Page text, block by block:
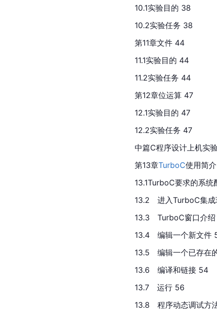
10.1实验目的 38
10.2实验任务 38
第11章文件 44
11.1实验目的 44
11.2实验任务 44
第12章位运算 47
12.1实验目的 47
12.2实验任务 47
中篇C程序设计上机实
第13章TurboC使用简
13.1TurboC要求的系
13.2　进入TurboC集
13.3　TurboC窗口介
13.4　编辑一个新文件
13.5　编辑一个已存在
13.6　编译和链接 54
13.7　运行 56
13.8　程序动态调试方